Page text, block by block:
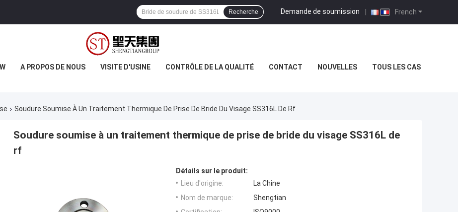
French
Demande de soumission |
Recherche
A PROPOS DE NOUS VISITE D'USINE CONTRÔLE DE LA QUALITÉ CONTACT NOUVELLES TOUS LES CAS
Soudure Soumise À Un Traitement Thermique De Prise De Bride Du Visage SS316L De Rf
Soudure soumise à un traitement thermique de prise de bride du visage SS316L de
rf
Détails sur le produit:
Lieu d'origine:
La Chine
Nom de marque:
Shengtian